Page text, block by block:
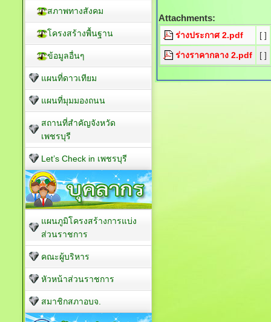
Attachments:
ร่างประกาศ 2.pdf [ ]
ร่างราคากลาง 2.pdf [ ]
สภาพทางสังคม
โครงสร้างพื้นฐาน
ข้อมูลอื่นๆ
แผนที่ดาวเทียม
แผนที่มุมมองถนน
สถานที่สำคัญจังหวัด
เพชรบุรี
Let’s Check in เพชรบุรี
แผนภูมิโครงสร้างการแบ่ง
ส่วนราชการ
คณะผู้บริหาร
หัวหน้าส่วนราชการ
สมาชิกสภาอบจ.